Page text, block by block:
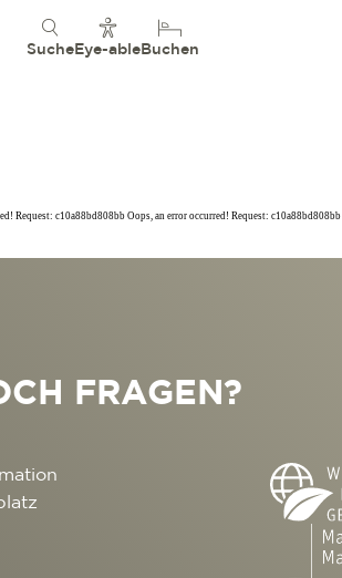
Suche Eye-able Buchen
Request: c10a88bd808bb Oops, an error occurred! Request: c10a88bd808bb
FRAGEN?